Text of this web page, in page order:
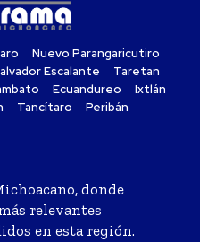
Nuevo Parangaricutiro
Escalante
Taretan
Ecuandureo
Ixtlán
Tancítaro Peribán
donde
relevantes
en esta región.